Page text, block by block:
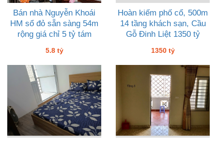
Bán nhà Nguyễn Khoái
HM sổ đỏ sẵn sàng 54m
rộng giá chỉ 5 tỷ tám
5.8 tỷ
Hoàn kiếm phố cổ, 500m
14 tầng khách sạn, Cầu
Gỗ Đinh Liệt 1350 tỷ
1350 tỷ